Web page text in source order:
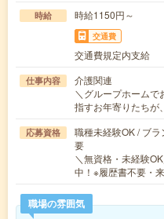
時給 時給1150円～
交通費
交通費規定内支給
仕事内容
介護関連
＼グループホームで
指すお年寄りたち
応募資格
職種未経験OK / ブ
要
＼無資格・未経験
中！※履歴書不要・
職場の雰囲気